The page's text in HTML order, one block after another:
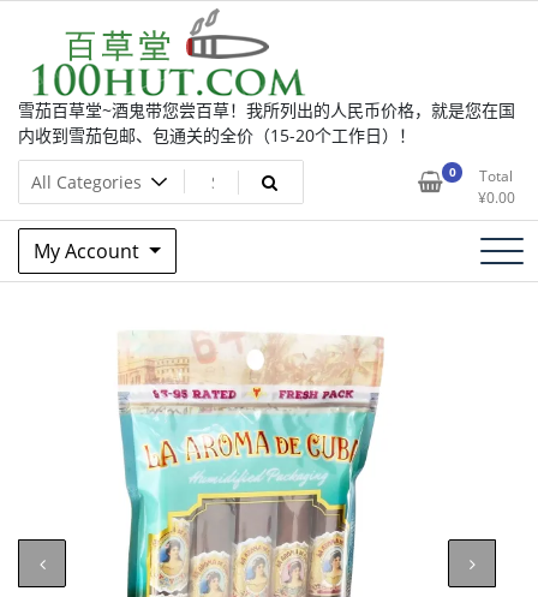
content
雪茄百草堂~酒鬼带您尝百草！我所列出的人民币价格，就是您在国
内收到雪茄包邮、包通关的全价（15-20个工作日）！
0
Total
¥0.00
My Account